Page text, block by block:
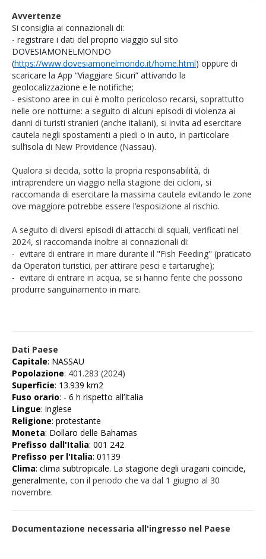
Avvertenze
Si consiglia ai connazionali di:
- registrare i dati del proprio viaggio sul sito
DOVESIAMONELMONDO
(https://www.dovesiamonelmondo.it/home.html) oppure di
scaricare la App “Viaggiare Sicuri” attivando la
geolocalizzazione e le notifiche;
- esistono aree in cui è molto pericoloso recarsi, soprattutto
nelle ore notturne: a seguito di alcuni episodi di violenza ai
danni di turisti stranieri (anche italiani), si invita ad esercitare
cautela negli spostamenti a piedi o in auto, in particolare
sull’isola di New Providence (Nassau).
Qualora si decida, sotto la propria responsabilità, di
intraprendere un viaggio nella stagione dei cicloni, si
raccomanda di esercitare la massima cautela evitando le zone
ove maggiore potrebbe essere l’esposizione al rischio.
A seguito di diversi episodi di attacchi di squali, verificati nel
2024, si raccomanda inoltre ai connazionali di:
- evitare di entrare in mare durante il "Fish Feeding" (praticato
da Operatori turistici, per attirare pesci e tartarughe);
- evitare di entrare in acqua, se si hanno ferite che possono
produrre sanguinamento in mare.
Dati Paese
Capitale: NASSAU
Popolazione: 401.283 (2024)
Superficie: 13.939 km2
Fuso orario: - 6 h rispetto all’Italia
Lingue: inglese
Religione: protestante
Moneta: Dollaro delle Bahamas
Prefisso dall'Italia: 001 242
Prefisso per l'Italia: 01139
Clima: clima subtropicale. La stagione degli uragani coincide,
generalmente, con il periodo che va dal 1 giugno al 30
novembre.
Documentazione necessaria all'ingresso nel Paese